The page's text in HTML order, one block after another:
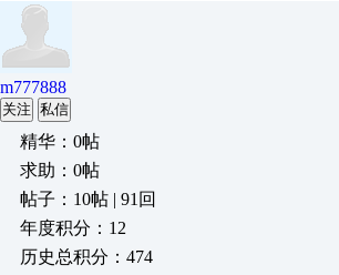
m777888
关注 私信
精华：0帖
求助：0帖
帖子：10帖 | 91回
年度积分：12
历史总积分：474